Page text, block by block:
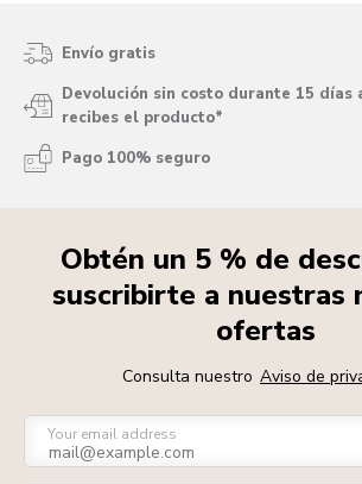
Envío gratis
Devolución sin costo durante 15 días
recibes el producto*
Pago 100% seguro
Obtén un 5 % de
suscribirte a nuestras
ofertas
Consulta nuestro Aviso de
Your email address